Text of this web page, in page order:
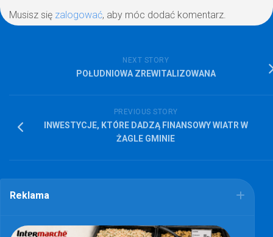
Musisz się zalogować, aby móc dodać komentarz.
NEXT STORY
POŁUDNIOWA ZREWITALIZOWANA
PREVIOUS STORY
INWESTYCJE, KTÓRE DADZĄ FINANSOWY WIATR W
ŻAGLE GMINIE
Reklama